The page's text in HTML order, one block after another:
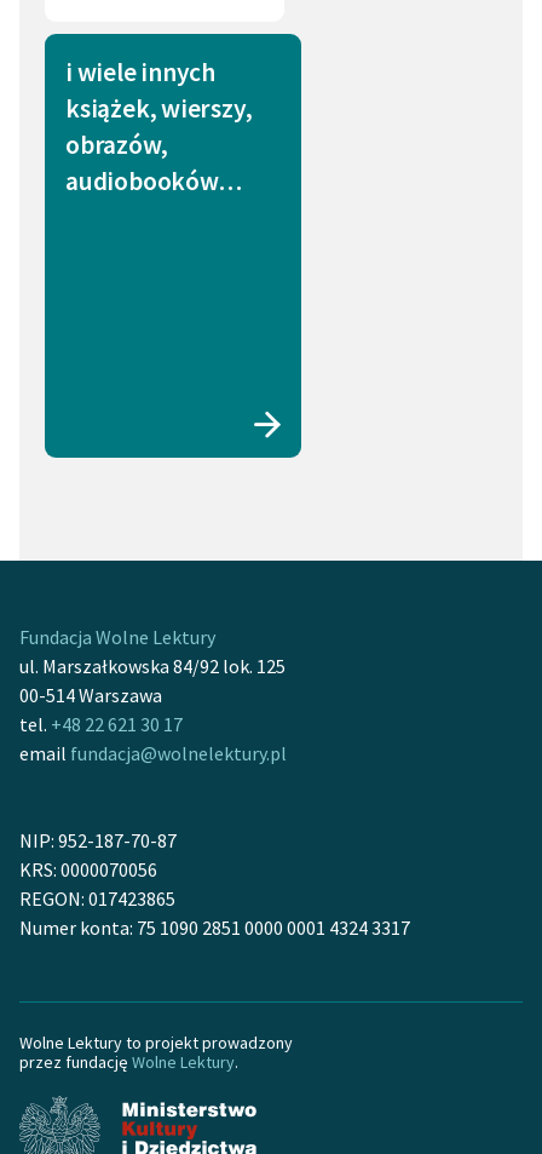
i wiele innych
książek, wierszy,
obrazów,
audiobooków…
Fundacja Wolne Lektury
ul. Marszałkowska 84/92 lok. 125
00-514 Warszawa
tel. +48 22 621 30 17
email fundacja@wolnelektury.pl
NIP: 952-187-70-87
KRS: 0000070056
REGON: 017423865
Numer konta: 75 1090 2851 0000 0001 4324 3317
Wolne Lektury to projekt prowadzony
przez fundację Wolne Lektury.